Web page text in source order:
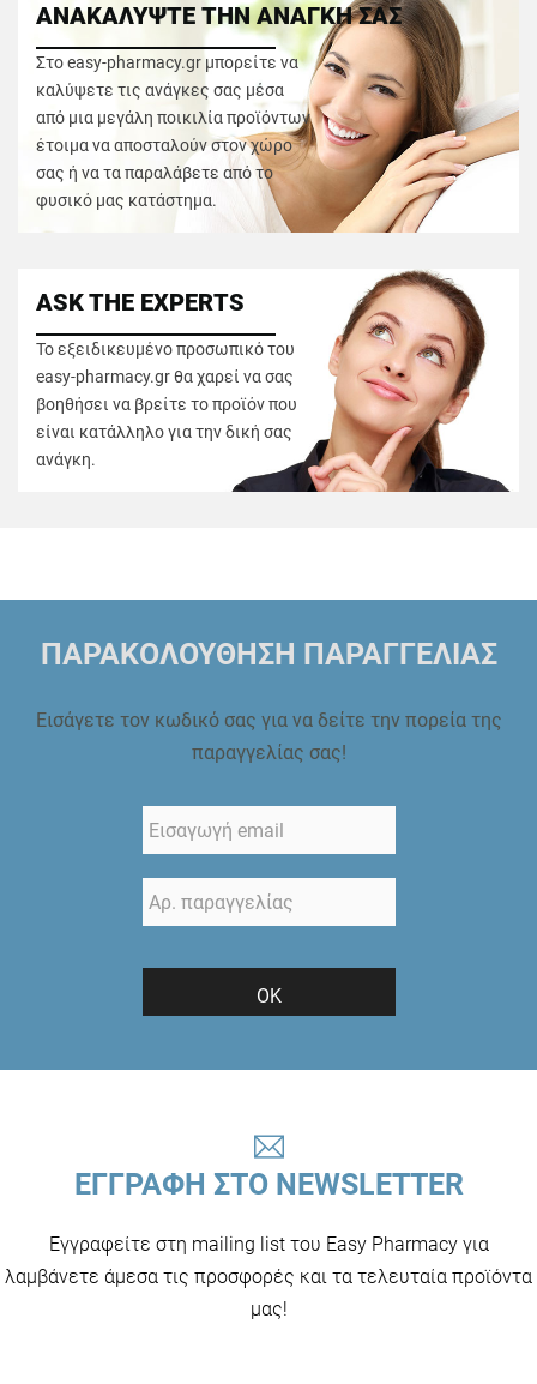
ΑΝΑΚΑΛΥΨΤΕ ΤΗΝ ΑΝΑΓΚΗ ΣΑΣ
Στο easy-pharmacy.gr μπορείτε να
καλύψετε τις ανάγκες σας μέσα
από μια μεγάλη ποικιλία προϊόντων
έτοιμα να αποσταλούν στον χώρο
σας ή να τα παραλάβετε από το
φυσικό μας κατάστημα.
ASK THE EXPERTS
Το εξειδικευμένο προσωπικό του
easy-pharmacy.gr θα χαρεί να σας
βοηθήσει να βρείτε το προϊόν που
είναι κατάλληλο για την δική σας
ανάγκη.
ΠΑΡΑΚΟΛΟΥΘΗΣΗ ΠΑΡΑΓΓΕΛΙΑΣ
Εισάγετε τον κωδικό σας για να δείτε την πορεία της
παραγγελίας σας!
ΟΚ
ΕΓΓΡΑΦΗ ΣΤΟ NEWSLETTER
Εγγραφείτε στη mailing list του Easy Pharmacy για
λαμβάνετε άμεσα τις προσφορές και τα τελευταία προϊόντα
μας!